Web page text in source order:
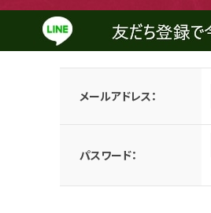
力してログインしてください。
メールアドレス：
パスワード：